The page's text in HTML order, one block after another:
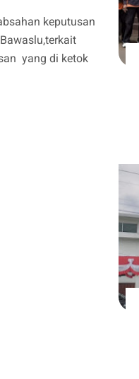
keputusan
yang di ketok